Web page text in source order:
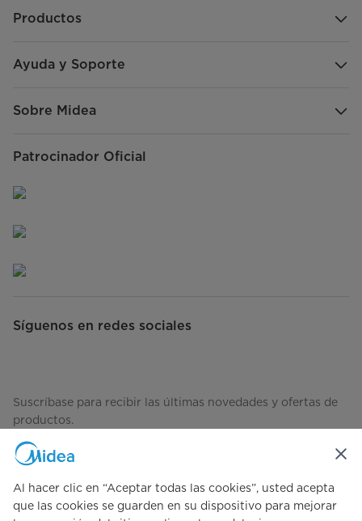
Productos
Ayuda y Soporte
Sobre Midea
Patrocinador Oficial
Síguenos en redes sociales
Suscríbase para recibir las últimas novedades y ofertas de
productos.
Consulta cómo gestionamos tus datos Términos-de-Uso
Al hacer clic en “Aceptar todas las cookies”, usted acepta
que las cookies se guarden en su dispositivo para mejorar